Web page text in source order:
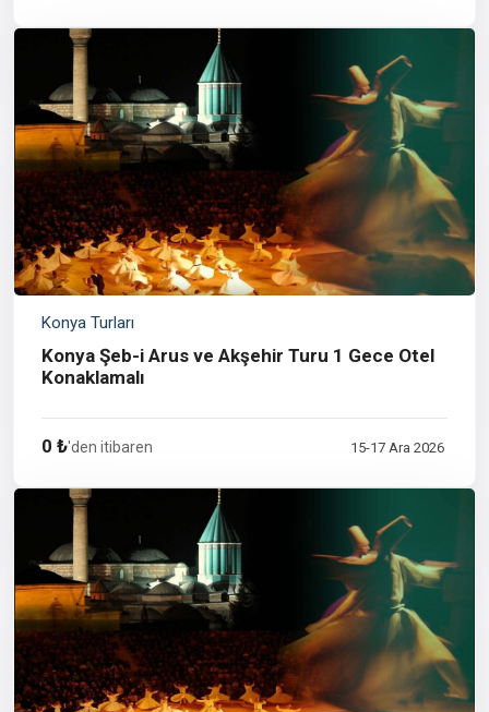
Konya Turları
Konya Şeb-i Arus ve Akşehir Turu 1 Gece Otel
Konaklamalı
0 ₺'den itibaren 15-17 Ara 2026